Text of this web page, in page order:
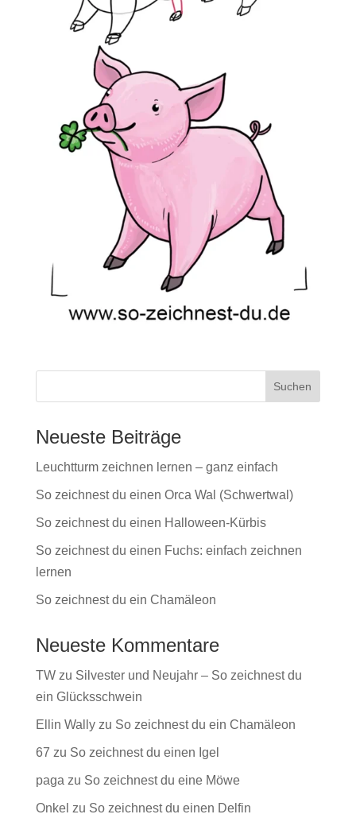
Neueste Beiträge
Leuchtturm zeichnen lernen – ganz einfach
So zeichnest du einen Orca Wal (Schwertwal)
So zeichnest du einen Halloween-Kürbis
So zeichnest du einen Fuchs: einfach zeichnen
lernen
So zeichnest du ein Chamäleon
Neueste Kommentare
TWzu Silvester und Neujahr – So zeichnest du
ein Glücksschwein
Ellin Wallyzu So zeichnest du ein Chamäleon
67 zu So zeichnest du einen Igel
paga zu So zeichnest du eine Möwe
Onkel zu So zeichnest du einen Delfin